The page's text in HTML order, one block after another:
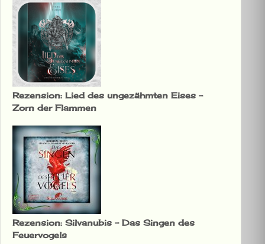
Rezension: Lied des ungezähmten Eises –
Zorn der Flammen
Rezension: Silvanubis – Das Singen des
Feuervogels